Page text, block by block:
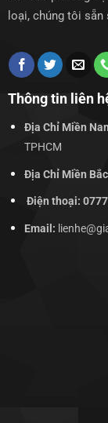
loại, chúng tôi
Thông tin liên
Địa Chỉ Miền
TPHCM
Địa Chỉ Miền
Điện thoại:
Email: